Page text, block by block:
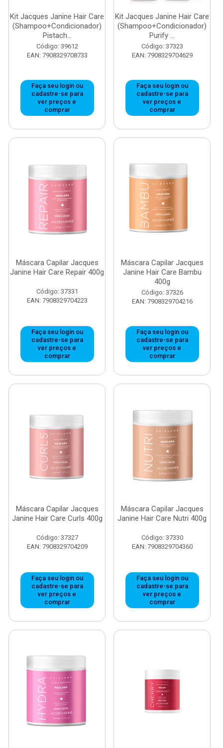
Kit Jacques Janine Hair Care
(Shampoo+Condicionador)
Pistach...
Código: 39612
EAN: 7908329708733
Faça seu login ou
cadastre-se para
ver preços e
comprar
Kit Jacques Janine Hair Care
(Shampoo+Condicionador)
Purify ...
Código: 37323
EAN: 7908329704629
Faça seu login ou
cadastre-se para
ver preços e
comprar
Máscara Capilar Jacques
Janine Hair Care Repair 400g
Código: 37331
EAN: 7908329704223
Faça seu login ou
cadastre-se para
ver preços e
comprar
Máscara Capilar Jacques
Janine Hair Care Bambu
400g
Código: 37326
EAN: 7908329704216
Faça seu login ou
cadastre-se para
ver preços e
comprar
Máscara Capilar Jacques
Janine Hair Care Curls 400g
Código: 37327
EAN: 7908329704209
Faça seu login ou
cadastre-se para
ver preços e
comprar
Máscara Capilar Jacques
Janine Hair Care Nutri 400g
Código: 37330
EAN: 7908329704360
Faça seu login ou
cadastre-se para
ver preços e
comprar